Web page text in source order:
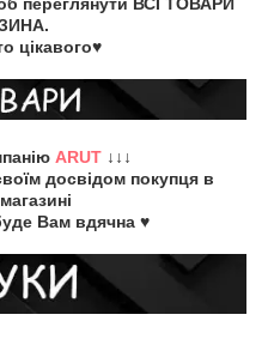
цікавого♥
ARUT ↓↓↓
досвідомпокупця в
Вам вдячна ♥